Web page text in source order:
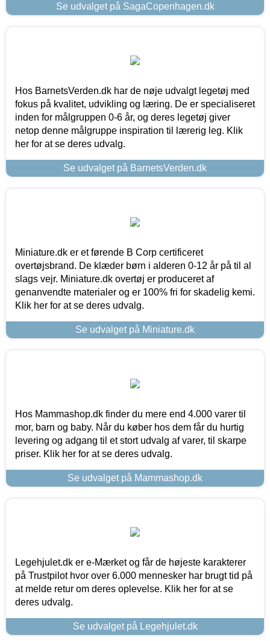
Se udvalget på SagaCopenhagen.dk
Hos BarnetsVerden.dk har de nøje udvalgt legetøj med
fokus på kvalitet, udvikling og læring. De er specialiseret
inden for målgruppen 0-6 år, og deres legetøj giver
netop denne målgruppe inspiration til lærerig leg. Klik
her for at se deres udvalg.
Se udvalget på BarnetsVerden.dk
Miniature.dk er et førende B Corp certificeret
overtøjsbrand. De klæder børn i alderen 0-12 år på til al
slags vejr. Miniature.dk overtøj er produceret af
genanvendte materialer og er 100% fri for skadelig kemi.
Klik her for at se deres udvalg.
Se udvalget på Miniature.dk
Hos Mammashop.dk finder du mere end 4.000 varer til
mor, barn og baby. Når du køber hos dem får du hurtig
levering og adgang til et stort udvalg af varer, til skarpe
priser. Klik her for at se deres udvalg.
Se udvalget på Mammashop.dk
Legehjulet.dk er e-Mærket og får de højeste karakterer
på Trustpilot hvor over 6.000 mennesker har brugt tid på
at melde retur om deres oplevelse. Klik her for at se
deres udvalg.
Se udvalget på Legehjulet.dk